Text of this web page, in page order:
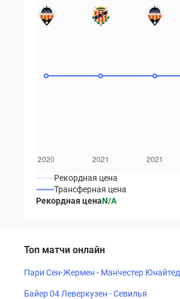
Рекордная цена
Трансферная цена
Рекордная ценаN/A
Топ матчи онлайн
Пари Сен-Жермен - Манчестер Юнайтед
Байер 04 Леверкузен - Севилья